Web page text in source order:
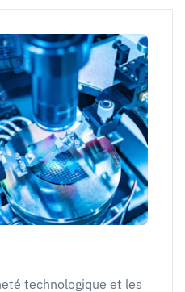
technologique et les